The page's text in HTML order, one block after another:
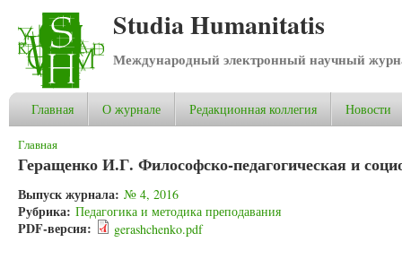
Studia Humanitatis
Международный электронный научный
Главная О журнале Редакционная коллегия Новости
Вы здесь
Главная
Геращенко И.Г. Философско-педагогическая и
Выпуск журнала: № 4, 2016
Рубрика: Педагогика и методика преподавания
PDF-версия: gerashchenko.pdf